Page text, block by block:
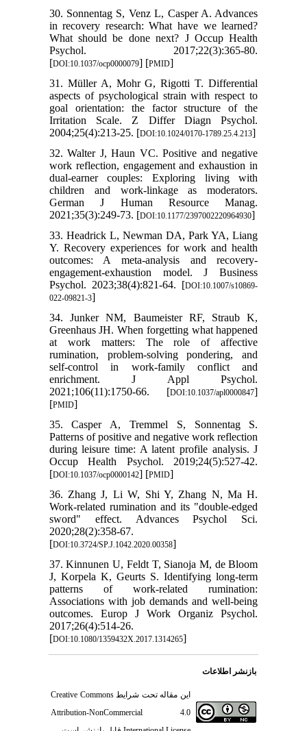
30. Sonnentag S, Venz L, Casper A. Advances
in recovery research: What have we learned?
What should be done next? J Occup Health
Psychol. 2017;22(3):365-80.
[DOI:10.1037/ocp0000079] [PMID]
31. Müller A, Mohr G, Rigotti T. Differential
aspects of psychological strain with respect to
goal orientation: the factor structure of the
Irritation Scale. Z Differ Diagn Psychol.
2004;25(4):213-25. [DOI:10.1024/0170-1789.25.4.213]
32. Walter J, Haun VC. Positive and negative
work reflection, engagement and exhaustion in
dual-earner couples: Exploring living with
children and work-linkage as moderators.
German J Human Resource Manag.
2021;35(3):249-73. [DOI:10.1177/2397002220964930]
33. Headrick L, Newman DA, Park YA, Liang
Y. Recovery experiences for work and health
outcomes: A meta-analysis and recovery-
engagement-exhaustion model. J Business
Psychol. 2023;38(4):821-64. [DOI:10.1007/s10869-
022-09821-3]
34. Junker NM, Baumeister RF, Straub K,
Greenhaus JH. When forgetting what happened
at work matters: The role of affective
rumination, problem-solving pondering, and
self-control in work-family conflict and
enrichment. J Appl Psychol.
2021;106(11):1750-66. [DOI:10.1037/apl0000847]
[PMID]
35. Casper A, Tremmel S, Sonnentag S.
Patterns of positive and negative work reflection
during leisure time: A latent profile analysis. J
Occup Health Psychol. 2019;24(5):527-42.
[DOI:10.1037/ocp0000142] [PMID]
36. Zhang J, Li W, Shi Y, Zhang N, Ma H.
Work-related rumination and its "double-edged
sword" effect. Advances Psychol Sci.
2020;28(2):358-67.
[DOI:10.3724/SP.J.1042.2020.00358]
37. Kinnunen U, Feldt T, Sianoja M, de Bloom
J, Korpela K, Geurts S. Identifying long-term
patterns of work-related rumination:
Associations with job demands and well-being
outcomes. Europ J Work Organiz Psychol.
2017;26(4):514-26.
[DOI:10.1080/1359432X.2017.1314265]
بازنشر اطلاعات
این مقاله تحت شرایطCreative Commons
Attribution-NonCommercial 4.0